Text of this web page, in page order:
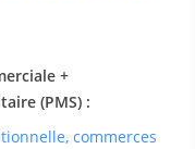
+
(PMS) :
commerces